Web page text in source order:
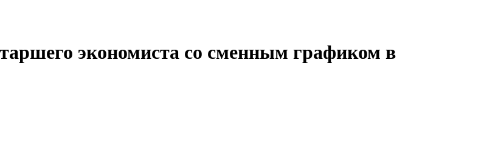
экономиста со сменным графиком в